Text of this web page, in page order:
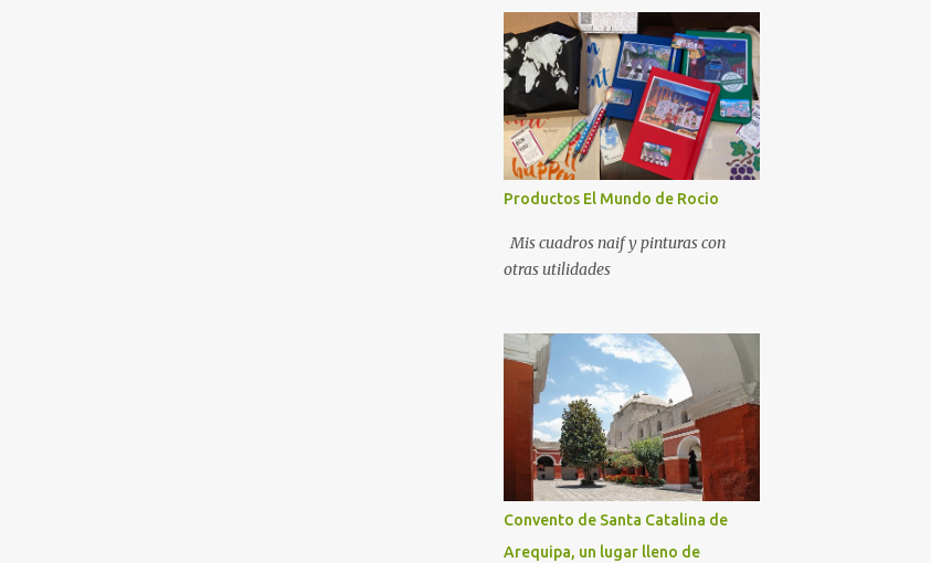
Productos El Mundo de Rocio
Mis cuadros naif y pinturas con
otras utilidades
Convento de Santa Catalina de
Arequipa, un lugar lleno de